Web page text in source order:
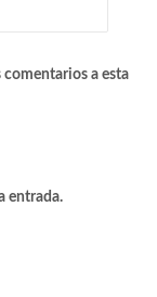
a esta
entrada.